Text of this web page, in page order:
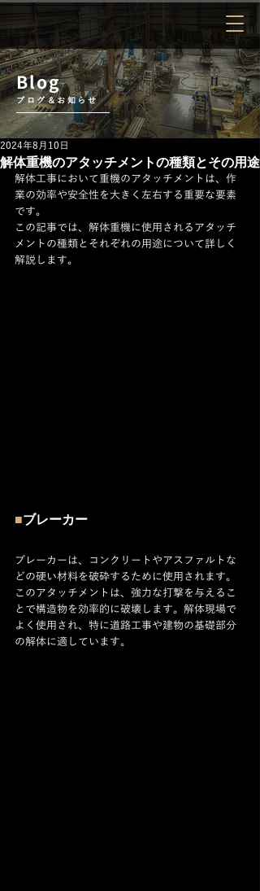
Blog
ブログ＆お知らせ
解体重機のアタッチメントの種類とその用途
2024年8月10日
解体工事において重機のアタッチメントは、作
業の効率や安全性を大きく左右する重要な要素
です。
この記事では、解体重機に使用されるアタッチ
メントの種類とそれぞれの用途について詳しく
解説します。
■ブレーカー
ブレーカーは、コンクリートやアスファルトな
どの硬い材料を破砕するために使用されます。
このアタッチメントは、強力な打撃を与えるこ
とで構造物を効率的に破壊します。解体現場で
よく使用され、特に道路工事や建物の基礎部分
の解体に適しています。